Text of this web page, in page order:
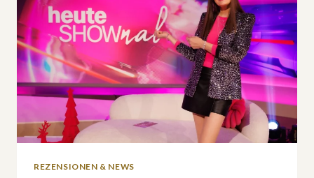
REZENSIONEN & NEWS